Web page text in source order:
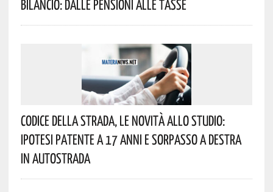
Bilancio: Dalle Pensioni Alle Tasse
Codice Della Strada, Le Novità Allo Studio:
Ipotesi Patente A 17 Anni E Sorpasso A Destra
In Autostrada